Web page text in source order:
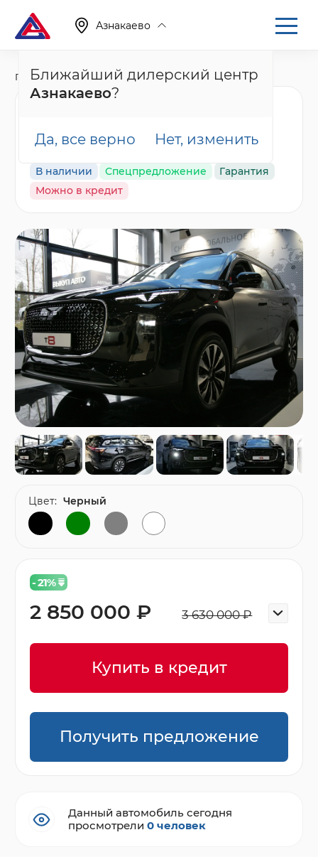
Азнакаево
Ближайший дилерский центр
Азнакаево?
Да, все верно Нет, изменить
Главная Каталог Новые автомобили T8
черный
В наличии Спецпредложение
Гарантия
Можно в кредит
- 21%
3 630 000 ₽
2 850 000 ₽
Купить в кредит
Получить предложение
Цвет: Черный
Данный автомобиль сегодня
просмотрели0 человек